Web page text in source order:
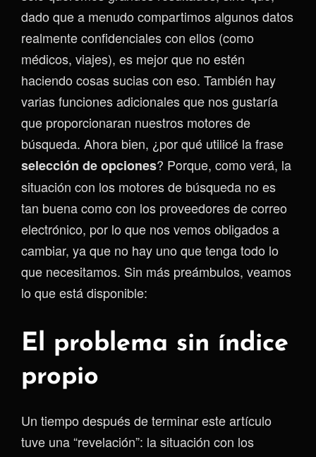
dado que a menudo compartimos algunos datos
realmente confidenciales con ellos (como
médicos, viajes), es mejor que no estén
haciendo cosas sucias con eso. También hay
varias funciones adicionales que nos gustaría
que proporcionaran nuestros motores de
búsqueda. Ahora bien, ¿por qué utilicé la frase
selección de opciones? Porque, como verá, la
situación con los motores de búsqueda no es
tan buena como con los proveedores de correo
electrónico, por lo que nos vemos obligados a
cambiar, ya que no hay uno que tenga todo lo
que necesitamos. Sin más preámbulos, veamos
lo que está disponible:
El problema sin índice
propio
Un tiempo después de terminar este artículo
tuve una “revelación”: la situación con los